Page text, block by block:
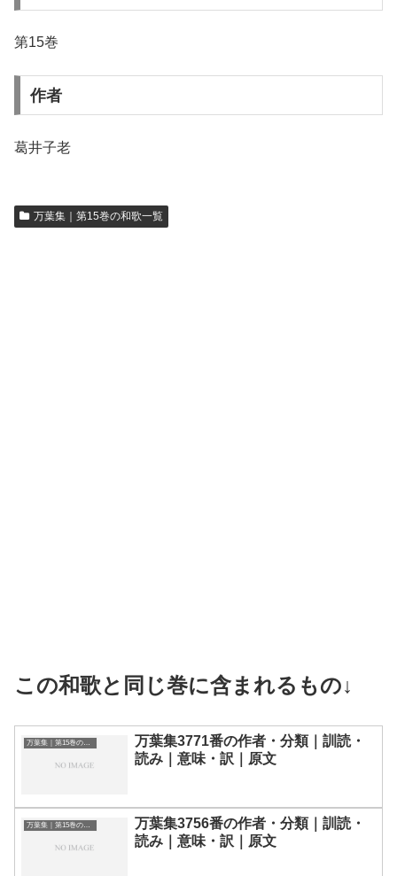
第15巻
作者
葛井子老
万葉集｜第15巻の和歌一覧
この和歌と同じ巻に含まれるもの↓
万葉集｜第15巻の和歌一覧
万葉集3771番の作者・分類｜訓読・
読み｜意味・訳｜原文
万葉集｜第15巻の和歌一覧
万葉集3756番の作者・分類｜訓読・
読み｜意味・訳｜原文